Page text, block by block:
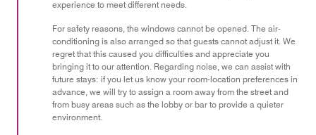
experience to meet different needs.
For safety reasons, the windows cannot be opened. The air-
conditioning is also arranged so that guests cannot adjust it. We
regret that this caused you difficulties and appreciate you
bringing it to our attention. Regarding noise, we can assist with
future stays: if you let us know your room-location preferences in
advance, we will try to assign a room away from the street and
from busy areas such as the lobby or bar to provide a quieter
environment.